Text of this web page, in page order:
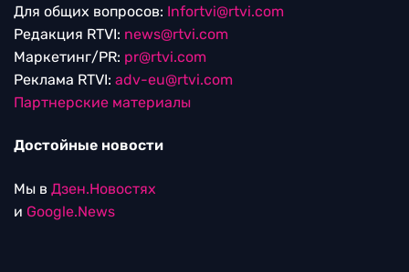
Для общих вопросов: Infortvi@rtvi.com
Редакция RTVI: news@rtvi.com
Маркетинг/PR: pr@rtvi.com
Реклама RTVI: adv-eu@rtvi.com
Партнерские материалы
Достойные новости
Мы в Дзен.Новостях
и Google.News